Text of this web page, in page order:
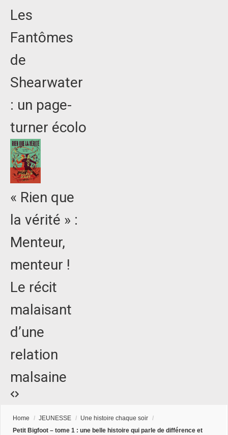
Les
Fantômes
de
Shearwater
: un page-
turner écolo
« Rien que
la vérité » :
Menteur,
menteur !
Le récit
malaisant
d’une
relation
malsaine
Home / JEUNESSE / Une histoire chaque soir /
Petit Bigfoot – tome 1 : une belle histoire qui parle de différence et